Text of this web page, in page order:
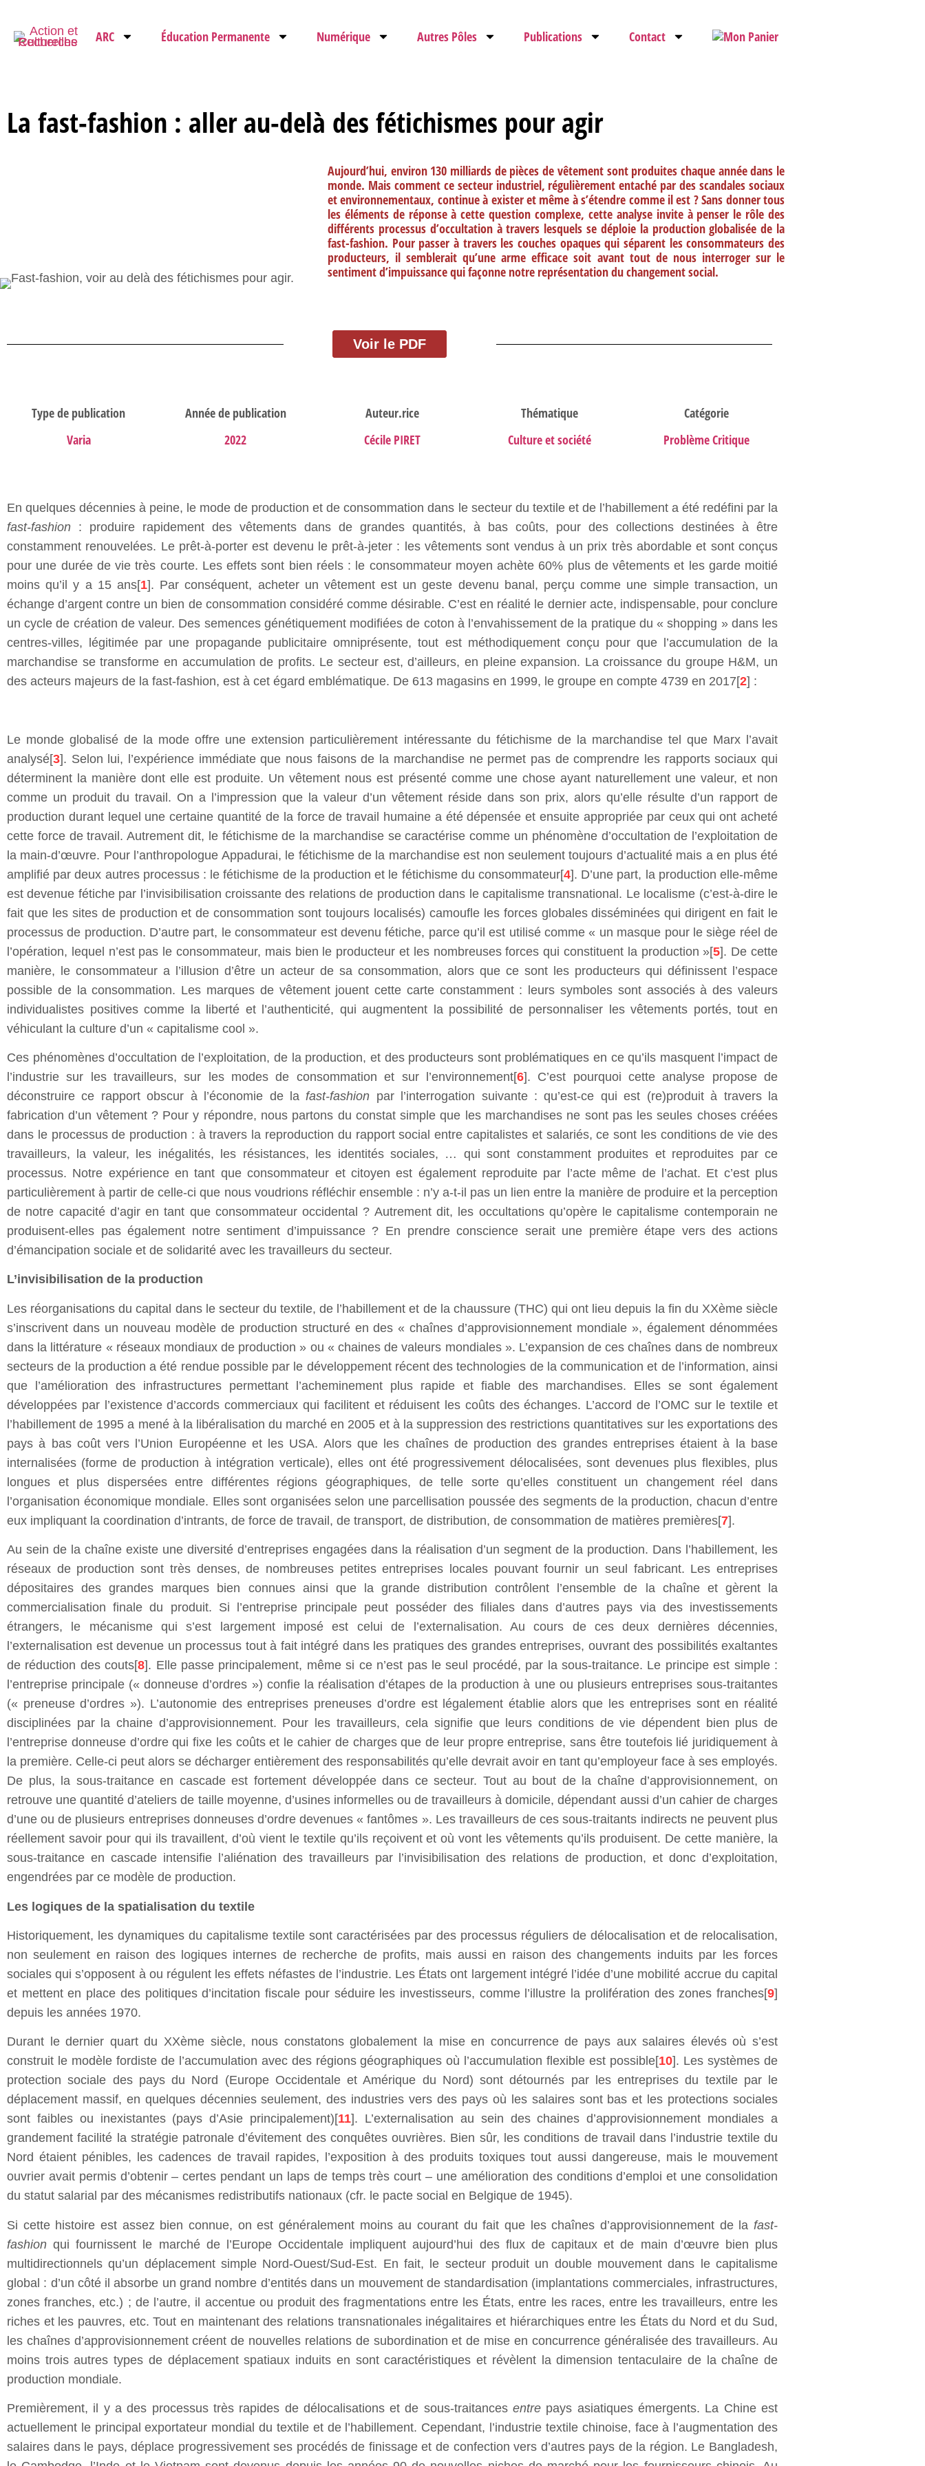
ARC Éducation Permanente Numérique Autres Pôles Publications Contact
La fast-fashion : aller au-delà des fétichismes pour agir
Aujourd’hui, environ 130 milliards de pièces de vêtement sont produites chaque année dans le
monde. Mais comment ce secteur industriel, régulièrement entaché par des scandales sociaux
et environnementaux, continue à exister et même à s’étendre comme il est ? Sans donner tous
les éléments de réponse à cette question complexe, cette analyse invite à penser le rôle des
différents processus d’occultation à travers lesquels se déploie la production globalisée de la
fast-fashion. Pour passer à travers les couches opaques qui séparent les consommateurs des
producteurs, il semblerait qu’une arme efficace soit avant tout de nous interroger sur le
sentiment d’impuissance qui façonne notre représentation du changement social.
Voir le PDF
Type de publication
Varia
Année de publication
2022
Auteur.rice
Cécile PIRET
Thématique
Culture et société
Catégorie
Problème Critique
En quelques décennies à peine, le mode de production et de consommation dans le secteur du textile et de l’habillement a été redéfini par la
fast-fashion : produire rapidement des vêtements dans de grandes quantités, à bas coûts, pour des collections destinées à être
constamment renouvelées. Le prêt-à-porter est devenu le prêt-à-jeter : les vêtements sont vendus à un prix très abordable et sont conçus
pour une durée de vie très courte. Les effets sont bien réels : le consommateur moyen achète 60% plus de vêtements et les garde moitié
moins qu’il y a 15 ans[1]. Par conséquent, acheter un vêtement est un geste devenu banal, perçu comme une simple transaction, un
échange d’argent contre un bien de consommation considéré comme désirable. C’est en réalité le dernier acte, indispensable, pour conclure
un cycle de création de valeur. Des semences génétiquement modifiées de coton à l’envahissement de la pratique du « shopping » dans les
centres-villes, légitimée par une propagande publicitaire omniprésente, tout est méthodiquement conçu pour que l’accumulation de la
marchandise se transforme en accumulation de profits. Le secteur est, d’ailleurs, en pleine expansion. La croissance du groupe H&M, un
des acteurs majeurs de la fast-fashion, est à cet égard emblématique. De 613 magasins en 1999, le groupe en compte 4739 en 2017[2] :
Le monde globalisé de la mode offre une extension particulièrement intéressante du fétichisme de la marchandise tel que Marx l’avait
analysé[3]. Selon lui, l’expérience immédiate que nous faisons de la marchandise ne permet pas de comprendre les rapports sociaux qui
déterminent la manière dont elle est produite. Un vêtement nous est présenté comme une chose ayant naturellement une valeur, et non
comme un produit du travail. On a l’impression que la valeur d’un vêtement réside dans son prix, alors qu’elle résulte d’un rapport de
production durant lequel une certaine quantité de la force de travail humaine a été dépensée et ensuite appropriée par ceux qui ont acheté
cette force de travail. Autrement dit, le fétichisme de la marchandise se caractérise comme un phénomène d’occultation de l’exploitation de
la main-d’œuvre. Pour l’anthropologue Appadurai, le fétichisme de la marchandise est non seulement toujours d’actualité mais a en plus été
amplifié par deux autres processus : le fétichisme de la production et le fétichisme du consommateur[4]. D’une part, la production elle-même
est devenue fétiche par l’invisibilisation croissante des relations de production dans le capitalisme transnational. Le localisme (c’est-à-dire le
fait que les sites de production et de consommation sont toujours localisés) camoufle les forces globales disséminées qui dirigent en fait le
processus de production. D’autre part, le consommateur est devenu fétiche, parce qu’il est utilisé comme « un masque pour le siège réel de
l’opération, lequel n’est pas le consommateur, mais bien le producteur et les nombreuses forces qui constituent la production »[5]. De cette
manière, le consommateur a l’illusion d’être un acteur de sa consommation, alors que ce sont les producteurs qui définissent l’espace
possible de la consommation. Les marques de vêtement jouent cette carte constamment : leurs symboles sont associés à des valeurs
individualistes positives comme la liberté et l’authenticité, qui augmentent la possibilité de personnaliser les vêtements portés, tout en
véhiculant la culture d’un « capitalisme cool ».
Ces phénomènes d’occultation de l’exploitation, de la production, et des producteurs sont problématiques en ce qu’ils masquent l’impact de
l’industrie sur les travailleurs, sur les modes de consommation et sur l’environnement[6]. C’est pourquoi cette analyse propose de
déconstruire ce rapport obscur à l’économie de la fast-fashion par l’interrogation suivante : qu’est-ce qui est (re)produit à travers la
fabrication d’un vêtement ? Pour y répondre, nous partons du constat simple que les marchandises ne sont pas les seules choses créées
dans le processus de production : à travers la reproduction du rapport social entre capitalistes et salariés, ce sont les conditions de vie des
travailleurs, la valeur, les inégalités, les résistances, les identités sociales, … qui sont constamment produites et reproduites par ce
processus. Notre expérience en tant que consommateur et citoyen est également reproduite par l’acte même de l’achat. Et c’est plus
particulièrement à partir de celle-ci que nous voudrions réfléchir ensemble : n’y a-t-il pas un lien entre la manière de produire et la perception
de notre capacité d’agir en tant que consommateur occidental ? Autrement dit, les occultations qu’opère le capitalisme contemporain ne
produisent-elles pas également notre sentiment d’impuissance ? En prendre conscience serait une première étape vers des actions
d’émancipation sociale et de solidarité avec les travailleurs du secteur.
L’invisibilisation de la production
Les réorganisations du capital dans le secteur du textile, de l’habillement et de la chaussure (THC) qui ont lieu depuis la fin du XXème siècle
s’inscrivent dans un nouveau modèle de production structuré en des « chaînes d’approvisionnement mondiale », également dénommées
dans la littérature « réseaux mondiaux de production » ou « chaines de valeurs mondiales ». L’expansion de ces chaînes dans de nombreux
secteurs de la production a été rendue possible par le développement récent des technologies de la communication et de l’information, ainsi
que l’amélioration des infrastructures permettant l’acheminement plus rapide et fiable des marchandises. Elles se sont également
développées par l’existence d’accords commerciaux qui facilitent et réduisent les coûts des échanges. L’accord de l’OMC sur le textile et
l’habillement de 1995 a mené à la libéralisation du marché en 2005 et à la suppression des restrictions quantitatives sur les exportations des
pays à bas coût vers l’Union Européenne et les USA. Alors que les chaînes de production des grandes entreprises étaient à la base
internalisées (forme de production à intégration verticale), elles ont été progressivement délocalisées, sont devenues plus flexibles, plus
longues et plus dispersées entre différentes régions géographiques, de telle sorte qu’elles constituent un changement réel dans
l’organisation économique mondiale. Elles sont organisées selon une parcellisation poussée des segments de la production, chacun d’entre
eux impliquant la coordination d’intrants, de force de travail, de transport, de distribution, de consommation de matières premières[7].
Au sein de la chaîne existe une diversité d’entreprises engagées dans la réalisation d’un segment de la production. Dans l’habillement, les
réseaux de production sont très denses, de nombreuses petites entreprises locales pouvant fournir un seul fabricant. Les entreprises
dépositaires des grandes marques bien connues ainsi que la grande distribution contrôlent l’ensemble de la chaîne et gèrent la
commercialisation finale du produit. Si l’entreprise principale peut posséder des filiales dans d’autres pays via des investissements
étrangers, le mécanisme qui s’est largement imposé est celui de l’externalisation. Au cours de ces deux dernières décennies,
l’externalisation est devenue un processus tout à fait intégré dans les pratiques des grandes entreprises, ouvrant des possibilités exaltantes
de réduction des couts[8]. Elle passe principalement, même si ce n’est pas le seul procédé, par la sous-traitance. Le principe est simple :
l’entreprise principale (« donneuse d’ordres ») confie la réalisation d’étapes de la production à une ou plusieurs entreprises sous-traitantes
(« preneuse d’ordres »). L’autonomie des entreprises preneuses d’ordre est légalement établie alors que les entreprises sont en réalité
disciplinées par la chaine d’approvisionnement. Pour les travailleurs, cela signifie que leurs conditions de vie dépendent bien plus de
l’entreprise donneuse d’ordre qui fixe les coûts et le cahier de charges que de leur propre entreprise, sans être toutefois lié juridiquement à
la première. Celle-ci peut alors se décharger entièrement des responsabilités qu’elle devrait avoir en tant qu’employeur face à ses employés.
De plus, la sous-traitance en cascade est fortement développée dans ce secteur. Tout au bout de la chaîne d’approvisionnement, on
retrouve une quantité d’ateliers de taille moyenne, d’usines informelles ou de travailleurs à domicile, dépendant aussi d’un cahier de charges
d’une ou de plusieurs entreprises donneuses d’ordre devenues « fantômes ». Les travailleurs de ces sous-traitants indirects ne peuvent plus
réellement savoir pour qui ils travaillent, d’où vient le textile qu’ils reçoivent et où vont les vêtements qu’ils produisent. De cette manière, la
sous-traitance en cascade intensifie l’aliénation des travailleurs par l’invisibilisation des relations de production, et donc d’exploitation,
engendrées par ce modèle de production.
Les logiques de la spatialisation du textile
Historiquement, les dynamiques du capitalisme textile sont caractérisées par des processus réguliers de délocalisation et de relocalisation,
non seulement en raison des logiques internes de recherche de profits, mais aussi en raison des changements induits par les forces
sociales qui s’opposent à ou régulent les effets néfastes de l’industrie. Les États ont largement intégré l’idée d’une mobilité accrue du capital
et mettent en place des politiques d’incitation fiscale pour séduire les investisseurs, comme l’illustre la prolifération des zones franches[9]
depuis les années 1970.
Durant le dernier quart du XXème siècle, nous constatons globalement la mise en concurrence de pays aux salaires élevés où s’est
construit le modèle fordiste de l’accumulation avec des régions géographiques où l’accumulation flexible est possible[10]. Les systèmes de
protection sociale des pays du Nord (Europe Occidentale et Amérique du Nord) sont détournés par les entreprises du textile par le
déplacement massif, en quelques décennies seulement, des industries vers des pays où les salaires sont bas et les protections sociales
sont faibles ou inexistantes (pays d’Asie principalement)[11]. L’externalisation au sein des chaines d’approvisionnement mondiales a
grandement facilité la stratégie patronale d’évitement des conquêtes ouvrières. Bien sûr, les conditions de travail dans l’industrie textile du
Nord étaient pénibles, les cadences de travail rapides, l’exposition à des produits toxiques tout aussi dangereuse, mais le mouvement
ouvrier avait permis d’obtenir – certes pendant un laps de temps très court – une amélioration des conditions d’emploi et une consolidation
du statut salarial par des mécanismes redistributifs nationaux (cfr. le pacte social en Belgique de 1945).
Si cette histoire est assez bien connue, on est généralement moins au courant du fait que les chaînes d’approvisionnement de la fast-
fashion qui fournissent le marché de l’Europe Occidentale impliquent aujourd’hui des flux de capitaux et de main d’œuvre bien plus
multidirectionnels qu’un déplacement simple Nord-Ouest/Sud-Est. En fait, le secteur produit un double mouvement dans le capitalisme
global : d’un côté il absorbe un grand nombre d’entités dans un mouvement de standardisation (implantations commerciales, infrastructures,
zones franches, etc.) ; de l’autre, il accentue ou produit des fragmentations entre les États, entre les races, entre les travailleurs, entre les
riches et les pauvres, etc. Tout en maintenant des relations transnationales inégalitaires et hiérarchiques entre les États du Nord et du Sud,
les chaînes d’approvisionnement créent de nouvelles relations de subordination et de mise en concurrence généralisée des travailleurs. Au
moins trois autres types de déplacement spatiaux induits en sont caractéristiques et révèlent la dimension tentaculaire de la chaîne de
production mondiale.
Premièrement, il y a des processus très rapides de délocalisations et de sous-traitancesentre pays asiatiques émergents. La Chine est
actuellement le principal exportateur mondial du textile et de l’habillement. Cependant, l’industrie textile chinoise, face à l’augmentation des
salaires dans le pays, déplace progressivement ses procédés de finissage et de confection vers d’autres pays de la région. Le Bangladesh,